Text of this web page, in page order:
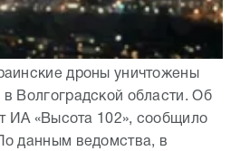
дроны уничтожены
Волгоградской области. Об
ИА «Высота 102», сообщило
данным ведомства, в